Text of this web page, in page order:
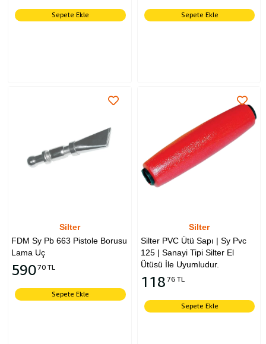
Sepete Ekle Sepete Ekle
Silter
FDM Sy Pb 663 Pistole Borusu
Lama Uç
59070 TL
Sepete Ekle
Silter
Silter PVC Ütü Sapı | Sy Pvc
125 | Sanayi Tipi Silter El
Ütüsü İle Uyumludur.
118 76 TL
Sepete Ekle